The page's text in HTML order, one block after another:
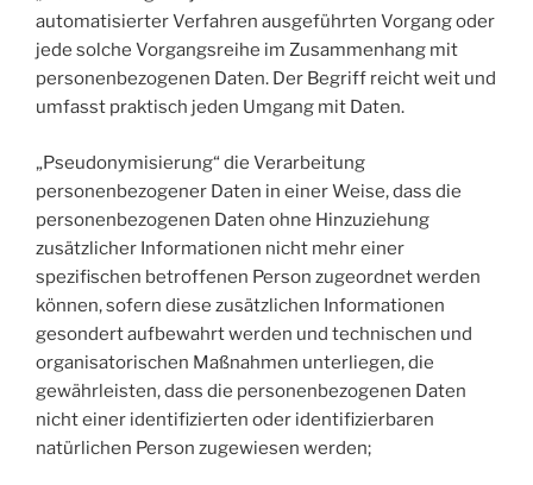
automatisierter Verfahren ausgeführten Vorgang oder
jede solche Vorgangsreihe im Zusammenhang mit
personenbezogenen Daten. Der Begriff reicht weit und
umfasst praktisch jeden Umgang mit Daten.
„Pseudonymisierung“ die Verarbeitung
personenbezogener Daten in einer Weise, dass die
personenbezogenen Daten ohne Hinzuziehung
zusätzlicher Informationen nicht mehr einer
spezifischen betroffenen Person zugeordnet werden
können, sofern diese zusätzlichen Informationen
gesondert aufbewahrt werden und technischen und
organisatorischen Maßnahmen unterliegen, die
gewährleisten, dass die personenbezogenen Daten
nicht einer identifizierten oder identifizierbaren
natürlichen Person zugewiesen werden;